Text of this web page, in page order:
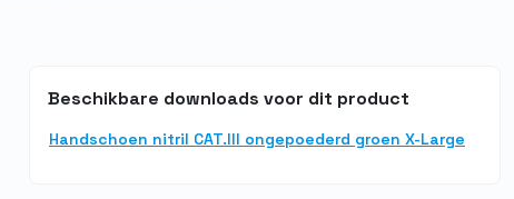
Beschikbare downloads voor dit product
Handschoen nitril CAT.III ongepoederd groen X-Large